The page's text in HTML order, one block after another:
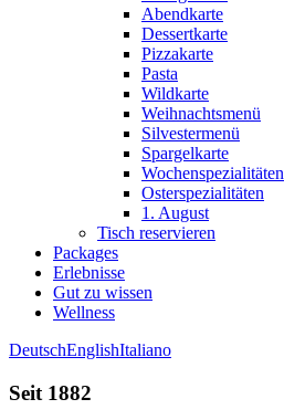
Abendkarte
Dessertkarte
Pizzakarte
Pasta
Wildkarte
Weihnachtsmenü
Silvestermenü
Spargelkarte
Wochenspezialitäten
Osterspezialitäten
1. August
Tisch reservieren
Packages
Erlebnisse
Gut zu wissen
Wellness
DeutschEnglishItaliano
Seit 1882